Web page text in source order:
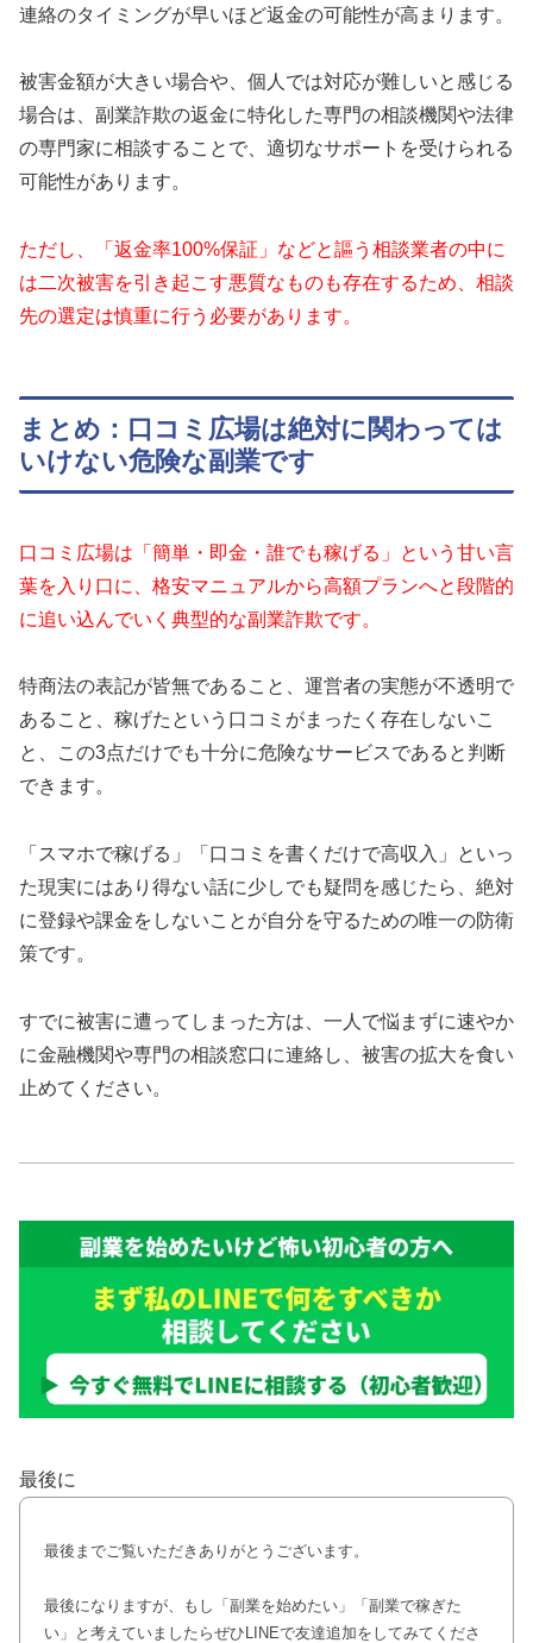
連絡のタイミングが早いほど返金の可能性が高まります。
被害金額が大きい場合や、個人では対応が難しいと感じる
場合は、副業詐欺の返金に特化した専門の相談機関や法律
の専門家に相談することで、適切なサポートを受けられる
可能性があります。
ただし、「返金率100%保証」などと謳う相談業者の中に
は二次被害を引き起こす悪質なものも存在するため、相談
先の選定は慎重に行う必要があります。
まとめ：口コミ広場は絶対に関わっては
いけない危険な副業です
口コミ広場は「簡単・即金・誰でも稼げる」という甘い言
葉を入り口に、格安マニュアルから高額プランへと段階的
に追い込んでいく典型的な副業詐欺です。
特商法の表記が皆無であること、運営者の実態が不透明で
あること、稼げたという口コミがまったく存在しないこ
と、この3点だけでも十分に危険なサービスであると判断
できます。
「スマホで稼げる」「口コミを書くだけで高収入」といっ
た現実にはあり得ない話に少しでも疑問を感じたら、絶対
に登録や課金をしないことが自分を守るための唯一の防衛
策です。
すでに被害に遭ってしまった方は、一人で悩まずに速やか
に金融機関や専門の相談窓口に連絡し、被害の拡大を食い
止めてください。
最後に
最後までご覧いただきありがとうございます。
最後になりますが、もし「副業を始めたい」「副業で稼ぎた
い」と考えていましたらぜひLINEで友達追加をしてみてくださ